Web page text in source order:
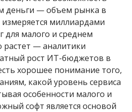
деньги — объем рынка в
миллиардами
для малого и среднем
растет — аналитики
рост ИТ-бюджетов в
хорошее понимание того,
какой уровень сервиса
особенности малого и
софт является основой